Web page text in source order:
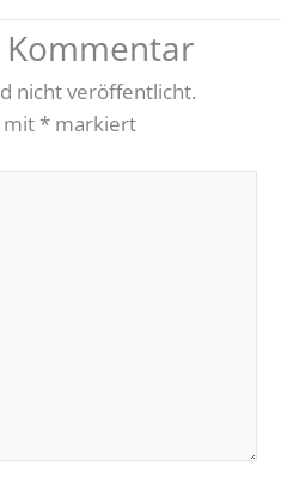
Kommentar
nicht veröffentlicht.
mit* markiert